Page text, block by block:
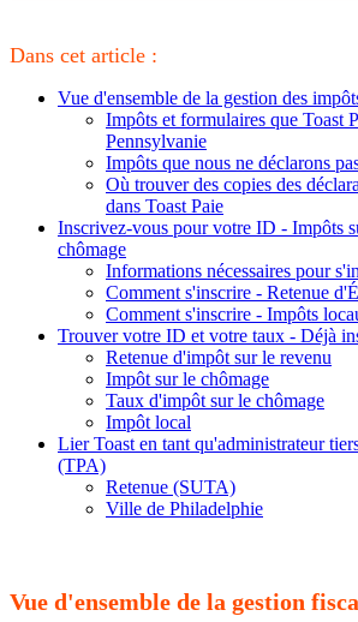
Dans cet article :
Vue d'ensemble de la gestion des
Impôts et formulaires que Toast
Pennsylvanie
Impôts que nous ne déclarons
Où trouver des copies des
dans Toast Paie
Inscrivez-vous pour votre ID - Impôts
chômage
Informations nécessaires pour
Comment s'inscrire - Retenue
Comment s'inscrire - Impôts
Trouver votre ID et votre taux - Déjà
Retenue d'impôt sur le revenu
Impôt sur le chômage
Taux d'impôt sur le chômage
Impôt local
Lier Toast en tant qu'administrateur
(TPA)
Retenue (SUTA)
Ville de Philadelphie
Vue d'ensemble de la gestion